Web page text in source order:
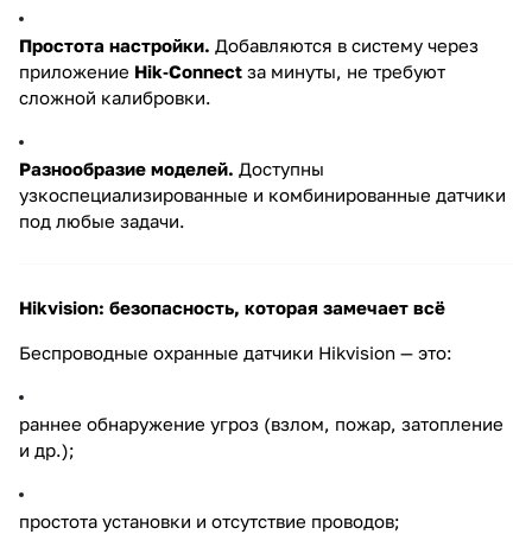
Простота настройки. Добавляются в систему через
приложение Hik‑Connect за минуты, не требуют
сложной калибровки.
Разнообразие моделей. Доступны
узкоспециализированные и комбинированные датчики
под любые задачи.
Hikvision: безопасность, которая замечает всё
Беспроводные охранные датчики Hikvision — это:
раннее обнаружение угроз (взлом, пожар, затопление
и др.);
простота установки и отсутствие проводов;